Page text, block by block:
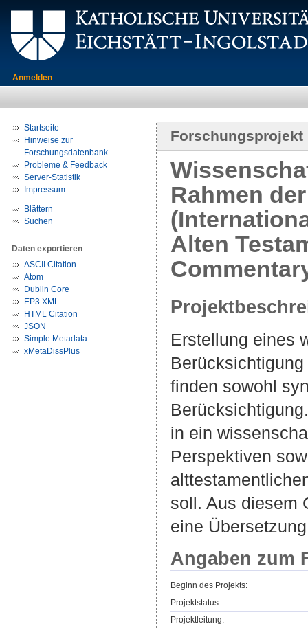
Anmelden
Startseite
Hinweise zur
Forschungsdatenbank
Probleme & Feedback
Server-Statistik
Impressum
Blättern
Suchen
Daten exportieren
ASCII Citation
Atom
Dublin Core
EP3 XML
HTML Citation
JSON
Simple Metadata
xMetaDissPlus
Forschungsprojekt
Rahmen
Alten
Erstellung eines
finden sowohl
in ein
Perspektiven
soll. Aus diesem
eine
Angaben zum
Beginn des Projekts:
Projektstatus:
Projektleitung: